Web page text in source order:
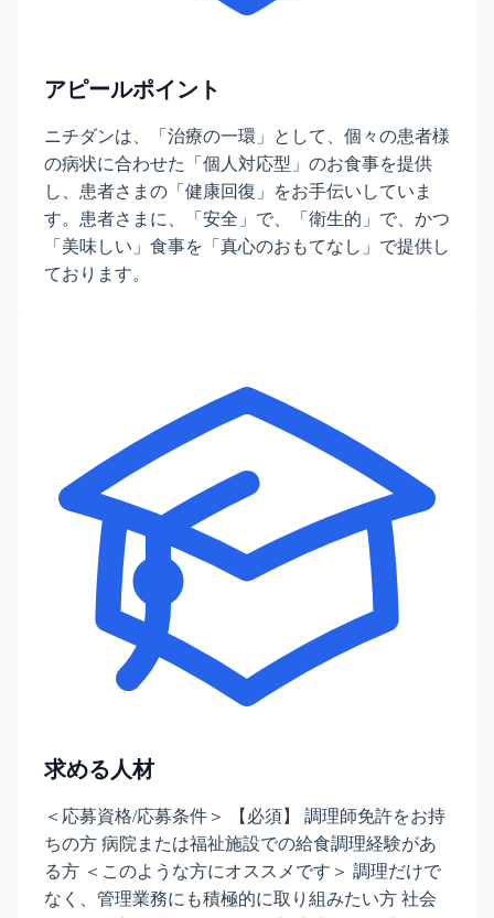
アピールポイント
ニチダンは、「治療の一環」として、個々の患者様
の病状に合わせた「個人対応型」のお食事を提供
し、患者さまの「健康回復」をお手伝いしていま
す。患者さまに、「安全」で、「衛生的」で、かつ
「美味しい」食事を「真心のおもてなし」で提供し
ております。
求める人材
＜応募資格/応募条件＞ 【必須】 調理師免許をお持
ちの方 病院または福祉施設での給食調理経験があ
る方 ＜このような方にオススメです＞ 調理だけで
なく、管理業務にも積極的に取り組みたい方 社会